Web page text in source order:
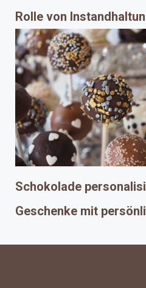
Rolle von
Schokolade
Geschenke mit